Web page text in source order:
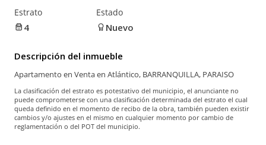
Estrato
4
Estado
Nuevo
Descripción del inmueble
Apartamento en Venta en Atlántico, BARRANQUILLA, PARAISO
La clasificación del estrato es potestativo del municipio, el anunciante no
puede comprometerse con una clasificación determinada del estrato el cual
queda definido en el momento de recibo de la obra, también pueden existir
cambios y/o ajustes en el mismo en cualquier momento por cambio de
reglamentación o del POT del municipio.